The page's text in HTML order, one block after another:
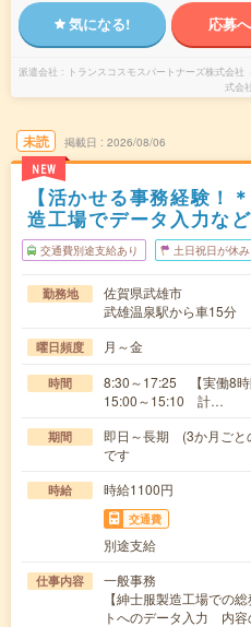
気になる! 応募
派遣会社
トランスコスモスパートナーズ株式会
式会
未読
NEW
掲載日 2026/08/06
【活かせる事務経験！
造工場でデータ入力など
交通費別途支給あり 土日祝日が休み
勤務地
佐賀県武雄市
武雄温泉駅から車15分
曜日頻度 月～金
時間
8:30～17:25 【実働8時
15:00～15:10 計…
期間
即日～長期 (3か月ごと
です
時給 時給1100円
交通費
別途支給
仕事内容
一般事務
【紳士服製造工場での
トへのデータ入力 内